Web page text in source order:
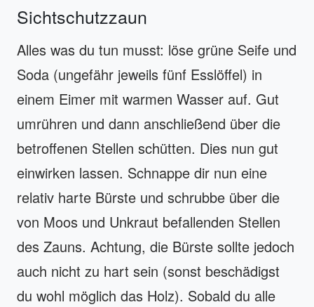
Sichtschutzzaun
Alles was du tun musst: löse grüne Seife und
Soda (ungefähr jeweils fünf Esslöffel) in
einem Eimer mit warmen Wasser auf. Gut
umrühren und dann anschließend über die
betroffenen Stellen schütten. Dies nun gut
einwirken lassen. Schnappe dir nun eine
relativ harte Bürste und schrubbe über die
von Moos und Unkraut befallenden Stellen
des Zauns. Achtung, die Bürste sollte jedoch
auch nicht zu hart sein (sonst beschädigst
du wohl möglich das Holz). Sobald du alle